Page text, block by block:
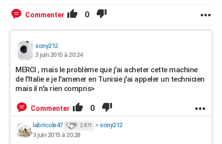
Commenter 0
sony212
3 juin 2015 à 20:24
MERCI , mais le problème que j'ai acheter cette machine
de l'Italie e je l'amener en Tunisie j'ai appeler un technicien
mais il n'a rien compris>
Commenter 0
labricole47 2 871 > sony212
3 juin 2015 à 20:28